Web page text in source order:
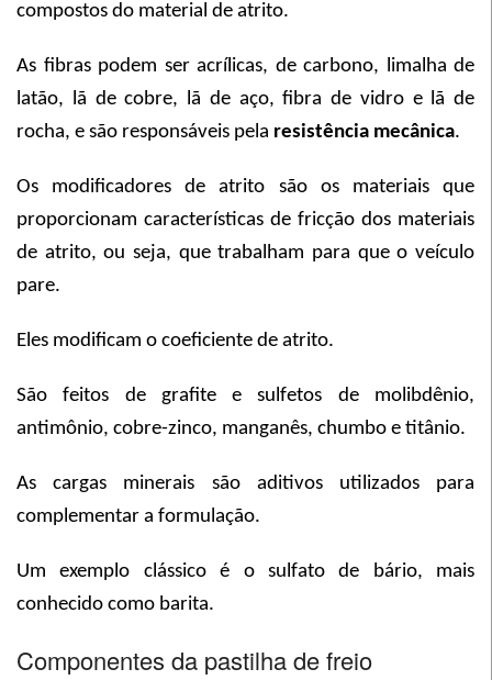
compostos do material de atrito.
As fibras podem ser acrílicas, de carbono, limalha de
latão, lã de cobre, lã de aço, fibra de vidro e lã de
rocha, e são responsáveis pela resistência mecânica.
Os modificadores de atrito são os materiais que
proporcionam características de fricção dos materiais
de atrito, ou seja, que trabalham para que o veículo
pare.
Eles modificam o coeficiente de atrito.
São feitos de grafite e sulfetos de molibdênio,
antimônio, cobre-zinco, manganês, chumbo e titânio.
As cargas minerais são aditivos utilizados para
complementar a formulação.
Um exemplo clássico é o sulfato de bário, mais
conhecido como barita.
Componentes da pastilha de freio